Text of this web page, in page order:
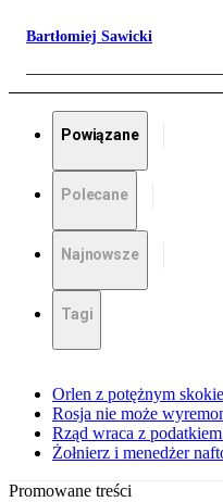
Bartłomiej Sawicki
Powiązane
Polecane
Najnowsze
Tagi
Orlen z potężnym
Rosja nie może
Rząd wraca z
Żołnierz i menedżer
Promowane treści